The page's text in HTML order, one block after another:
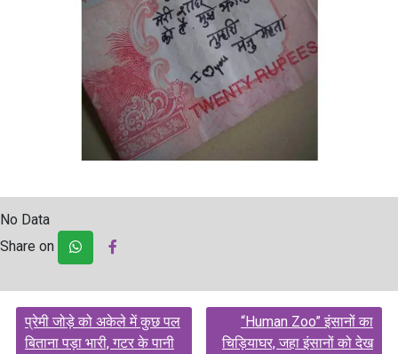
No Data
Share on
Post
navigation
प्रेमी जोड़े को अकेले में कुछ पल
बिताना पड़ा भारी, गटर के पानी
“Human Zoo” इंसानों का
चिड़ियाघर, जहा इंसानों को देख